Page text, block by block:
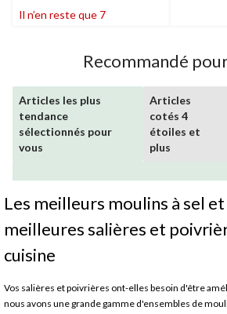
Il n’en reste que 7
Recommandé
Articles les plus
tendance
sélectionnés pour
vous
Articles
cotés 4
étoiles et
plus
Les meilleurs moulins à sel
meilleures salières et
cuisine
Vos salières et poivrières ont-elles besoin d'être
nous avons une grande gamme d'ensembles de